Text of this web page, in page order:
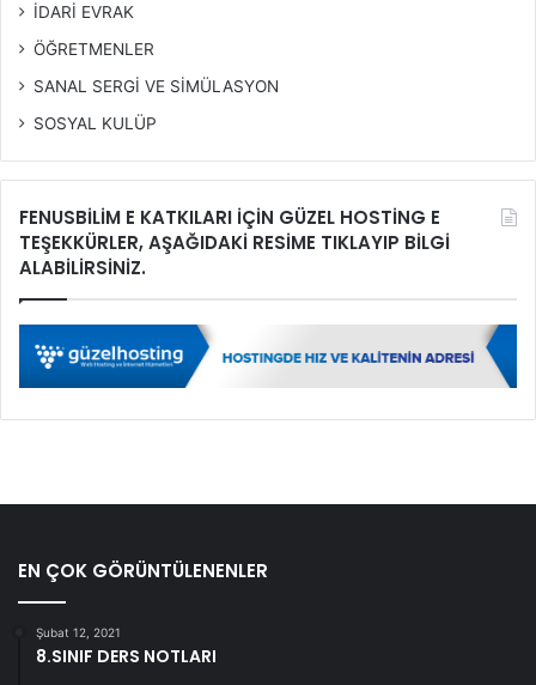
İDARİ EVRAK
ÖĞRETMENLER
SANAL SERGİ VE SİMÜLASYON
SOSYAL KULÜP
FENUSBİLİM E KATKILARI İÇİN GÜZEL HOSTİNG E
TEŞEKKÜRLER, AŞAĞIDAKİ RESİME TIKLAYIP BİLGİ
ALABİLİRSİNİZ.
EN ÇOK GÖRÜNTÜLENENLER
Şubat 12, 2021
8.SINIF DERS NOTLARI